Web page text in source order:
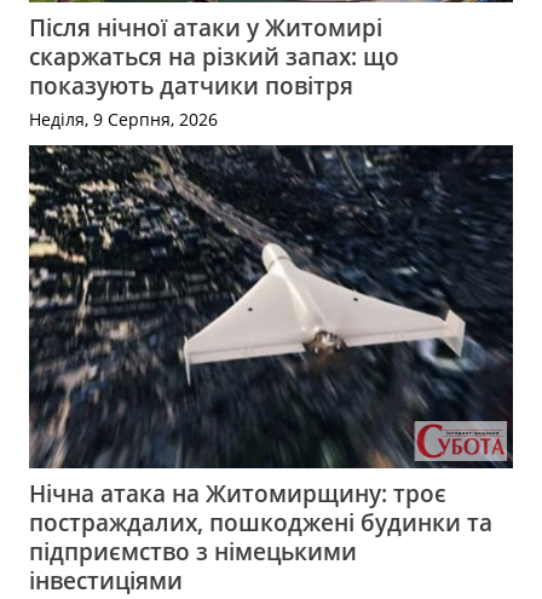
Після нічної атаки у Житомирі
скаржаться на різкий запах: що
показують датчики повітря
Неділя, 9 Серпня, 2026
Нічна атака на Житомирщину: троє
постраждалих, пошкоджені будинки та
підприємство з німецькими
інвестиціями